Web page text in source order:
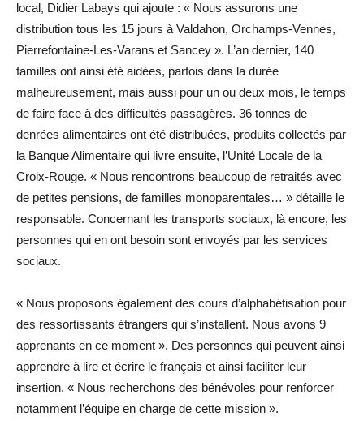
local, Didier Labays qui ajoute : « Nous assurons une
distribution tous les 15 jours à Valdahon, Orchamps-Vennes,
Pierrefontaine-Les-Varans et Sancey ». L’an dernier, 140
familles ont ainsi été aidées, parfois dans la durée
malheureusement, mais aussi pour un ou deux mois, le temps
de faire face à des difficultés passagères. 36 tonnes de
denrées alimentaires ont été distribuées, produits collectés par
la Banque Alimentaire qui livre ensuite, l’Unité Locale de la
Croix-Rouge. « Nous rencontrons beaucoup de retraités avec
de petites pensions, de familles monoparentales… » détaille le
responsable. Concernant les transports sociaux, là encore, les
personnes qui en ont besoin sont envoyés par les services
sociaux.
« Nous proposons également des cours d’alphabétisation pour
des ressortissants étrangers qui s’installent. Nous avons 9
apprenants en ce moment ». Des personnes qui peuvent ainsi
apprendre à lire et écrire le français et ainsi faciliter leur
insertion. « Nous recherchons des bénévoles pour renforcer
notamment l’équipe en charge de cette mission ».